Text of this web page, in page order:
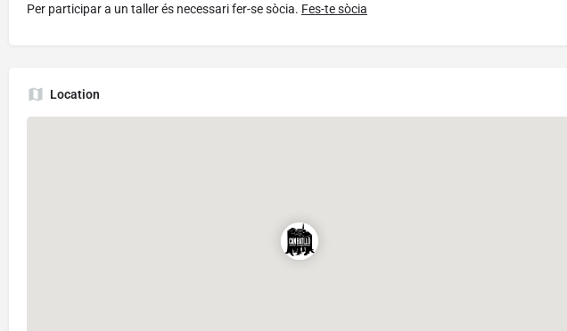
Per participar a un taller és necessari fer-se sòcia. Fes-te sòcia
Location